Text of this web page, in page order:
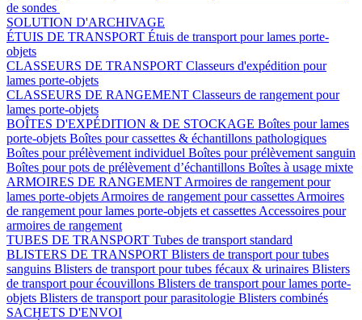
de sondes
SOLUTION D'ARCHIVAGE
ÉTUIS DE TRANSPORT Étuis de transport pour lames porte-
objets
CLASSEURS DE TRANSPORT Classeurs d'expédition pour
lames porte-objets
CLASSEURS DE RANGEMENT Classeurs de rangement pour
lames porte-objets
BOÎTES D'EXPÉDITION & DE STOCKAGE Boîtes pour lames
porte-objets Boîtes pour cassettes & échantillons pathologiques
Boîtes pour prélèvement individuel Boîtes pour prélèvement sanguin
Boîtes pour pots de prélèvement d’échantillons Boîtes à usage mixte
ARMOIRES DE RANGEMENT Armoires de rangement pour
lames porte-objets Armoires de rangement pour cassettes Armoires
de rangement pour lames porte-objets et cassettes Accessoires pour
armoires de rangement
TUBES DE TRANSPORT Tubes de transport standard
BLISTERS DE TRANSPORT Blisters de transport pour tubes
sanguins Blisters de transport pour tubes fécaux & urinaires Blisters
de transport pour écouvillons Blisters de transport pour lames porte-
objets Blisters de transport pour parasitologie Blisters combinés
SACHETS D'ENVOI